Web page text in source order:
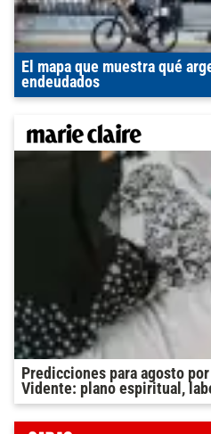
El mapa que muestra qué
endeudados
Predicciones para agosto
Vidente: plano espiritual,